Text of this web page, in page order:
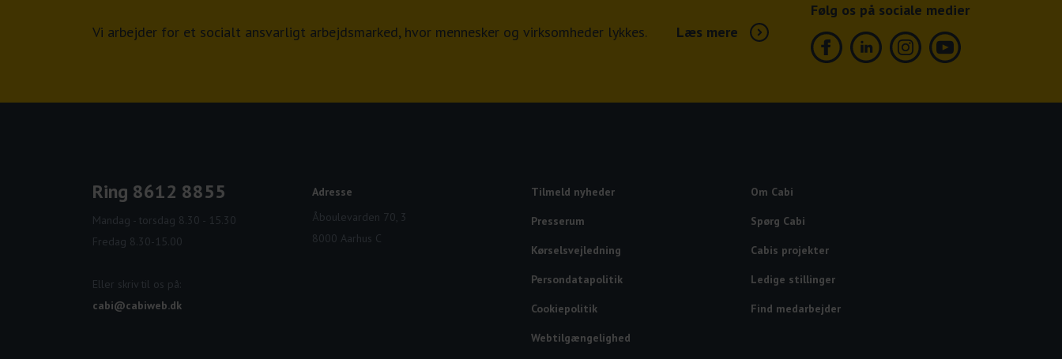
Vi arbejder for et socialt ansvarligt arbejdsmarked, hvor mennesker og virksomheder lykkes. Læs mere
Følg os på sociale medier
Ring 8612 8855
Mandag - torsdag 8.30 - 15.30
Fredag 8.30-15.00
Eller skriv til os på:
cabi@cabiweb.dk
Adresse
Åboulevarden 70, 3
8000 Aarhus C
Tilmeld nyheder
Presserum
Kørselsvejledning
Persondatapolitik
Cookiepolitik
Webtilgængelighed
Om Cabi
Spørg Cabi
Cabis projekter
Ledige stillinger
Find medarbejder